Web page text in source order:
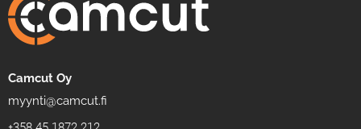
Camcut Oy
myynti@camcut.fi